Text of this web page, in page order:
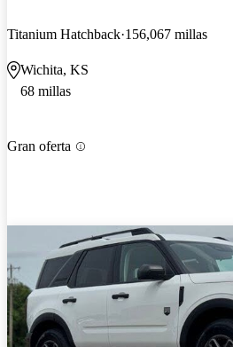
Titanium Hatchback 156,067 millas
Wichita, KS
68 millas
Gran oferta